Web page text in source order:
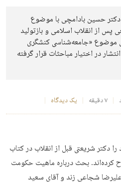
حسین بادامچی با موضوع
از انقلاب اسلامی و بازتولید
موضوع «جامعه‌شناسی کنشگری
در اختیار مباحثات قرار گرفته
۷ دقیقه یک دیدگاه
دکتر شریعتی قبل از انقلاب در کتاب
بحث درباره ماهیت حکومت
شجاعی زند و آقای سعید